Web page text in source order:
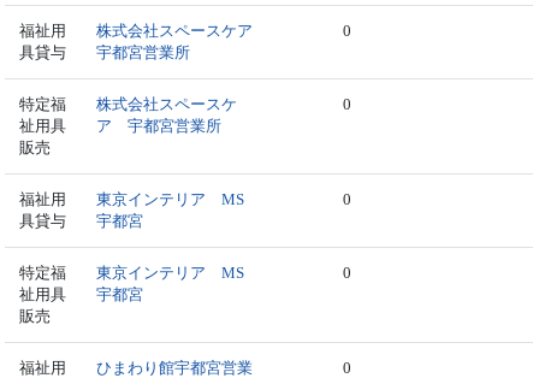
福祉用
具貸与
株式会社スペースケア
宇都宮営業所
0
特定福
祉用具
販売
株式会社スペースケ
ア 宇都宮営業所
0
福祉用
具貸与
東京インテリア MS
宇都宮
0
特定福
祉用具
販売
東京インテリア MS
宇都宮
0
福祉用
ひまわり館宇都宮営業
0